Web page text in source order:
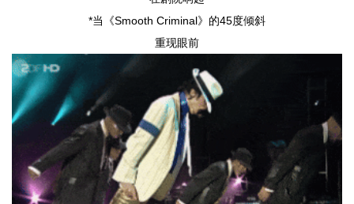
*当《Smooth Criminal》的45度倾斜
重现眼前